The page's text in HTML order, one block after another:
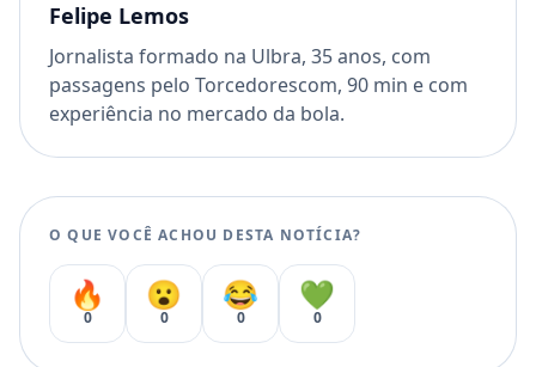
Felipe Lemos
Jornalista formado na Ulbra, 35 anos, com
passagens pelo Torcedorescom, 90 min e com
experiência no mercado da bola.
O QUE VOCÊ ACHOU DESTA NOTÍCIA?
🔥
0
😮
0
😂
0
💚
0